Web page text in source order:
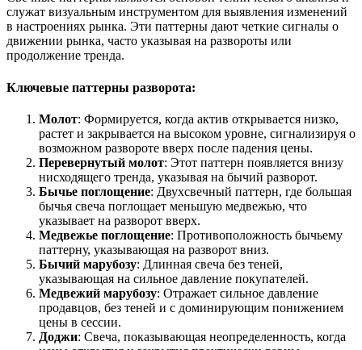
служат визуальным инструментом для выявления изменений
в настроениях рынка. Эти паттерны дают четкие сигналы о
движении рынка, часто указывая на развороты или
продолжение тренда.
Ключевые паттерны разворота:
Молот: Формируется, когда актив открывается низко,
растет и закрывается на высоком уровне, сигнализируя о
возможном развороте вверх после падения цены.
Перевернутый молот: Этот паттерн появляется внизу
нисходящего тренда, указывая на бычий разворот.
Бычье поглощение: Двухсвечный паттерн, где большая
бычья свеча поглощает меньшую медвежью, что
указывает на разворот вверх.
Медвежье поглощение: Противоположность бычьему
паттерну, указывающая на разворот вниз.
Бычий марубозу: Длинная свеча без теней,
указывающая на сильное давление покупателей.
Медвежий марубозу: Отражает сильное давление
продавцов, без теней и с доминирующим понижением
цены в сессии.
Доджи: Свеча, показывающая неопределенность, когда